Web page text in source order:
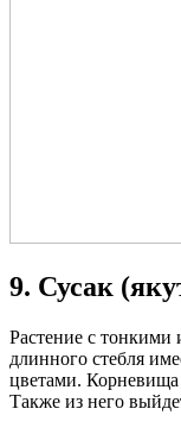
9. Сусак
Растение с
длинного стебля
цветами. Корневища
Также из него